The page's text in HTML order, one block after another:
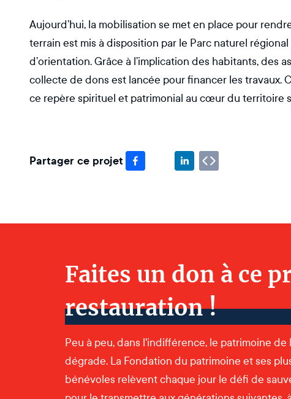
Aujourd’hui, la mobilisation se met en place pour
terrain est mis à disposition par le Parc naturel
d’orientation. Grâce à l’implication des habitants, des
collecte de dons est lancée pour financer les
ce repère spirituel et patrimonial au cœur du territoire
Partager ce projet
Faites un don à ce
restauration !
Peu à peu, dans l'indifférence, le patrimoine de
dégrade. La Fondation du patrimoine et ses
bénévoles relèvent chaque jour le défi de